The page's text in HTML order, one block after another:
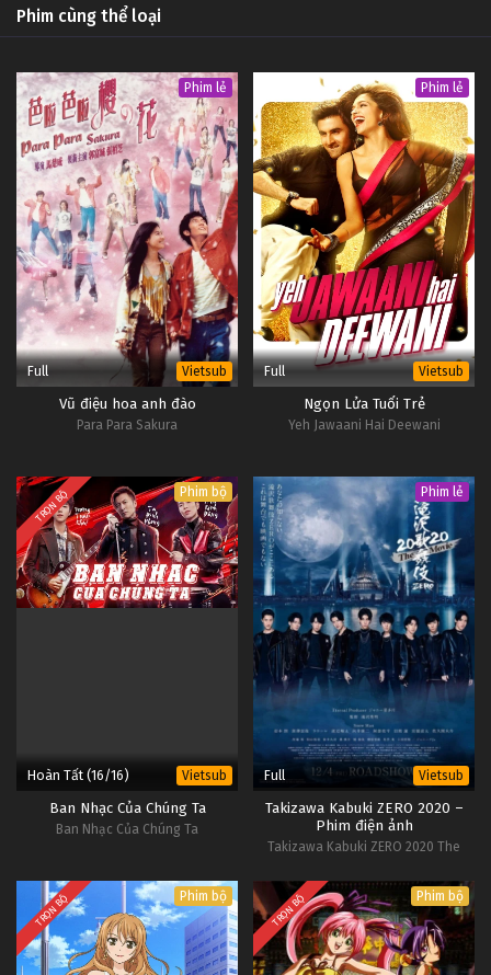
3 Ca sĩ 2019 Tập 3
Vietsub
#1
2 Ca sĩ 2019 Tập 2
Vietsub
#1
1 Ca sĩ 2019 Tập 1
Vietsub
#1
Phim cùng thể loại
Phim lẻ
Full Vietsub
Vũ điệu hoa anh đào
Para Para Sakura
Phim lẻ
Full Vietsub
Ngọn Lửa Tuổi Trẻ
Yeh Jawaani Hai Deewani
TRỌN BỘ Phim bộ
Hoàn Tất (16/16) Vietsub
Ban Nhạc Của Chúng Ta
Ban Nhạc Của Chúng Ta
Phim lẻ
Full Vietsub
Takizawa Kabuki ZERO 2020 –
Phim điện ảnh
Takizawa Kabuki ZERO 2020 The
TRỌN BỘ Phim bộ TRỌN BỘ Phim bộ